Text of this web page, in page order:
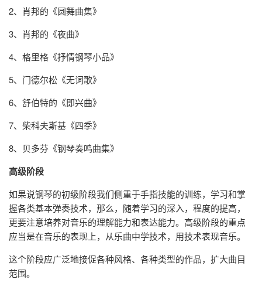
2、肖邦的《圆舞曲集》
3、肖邦的《夜曲》
4、格里格《抒情钢琴小品》
5、门德尔松《无词歌》
6、舒伯特的《即兴曲》
7、柴科夫斯基《四季》
8、贝多芬《钢琴奏鸣曲集》
高级阶段
如果说钢琴的初级阶段我们侧重于手指技能的训练，学习和掌
握各类基本弹奏技术，那么，随着学习的深入，程度的提高，
更要注意培养对音乐的理解能力和表达能力。高级阶段的重点
应当是在音乐的表现上，从乐曲中学技术，用技术表现音乐。
这个阶段应广泛地接促各种风格、各种类型的作品，扩大曲目
范围。